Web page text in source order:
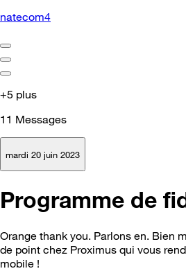
natecom4
+5 plus
11 Messages
mardi 20 juin 2023
Programme de
Orange thank you. Parlons en. Bien
de point chez Proximus qui vous
mobile !